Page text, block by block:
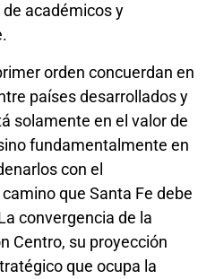
académicos y
orden concuerdan en
países desarrollados y
solamente en el valor de
fundamentalmente en
con el
que Santa Fe debe
convergencia de la
Centro, su proyección
que ocupa la